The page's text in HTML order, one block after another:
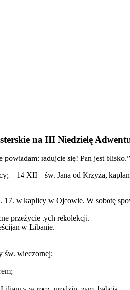
na III Niedzielę
powiadam: radujcie się! Pan jest blisko.”
– 14 XII – św. Jana od Krzyża,
w kaplicy w Ojcowie. W sobotę
przeżycie tych rekolekcji.
w Libanie.
św. wieczornej;